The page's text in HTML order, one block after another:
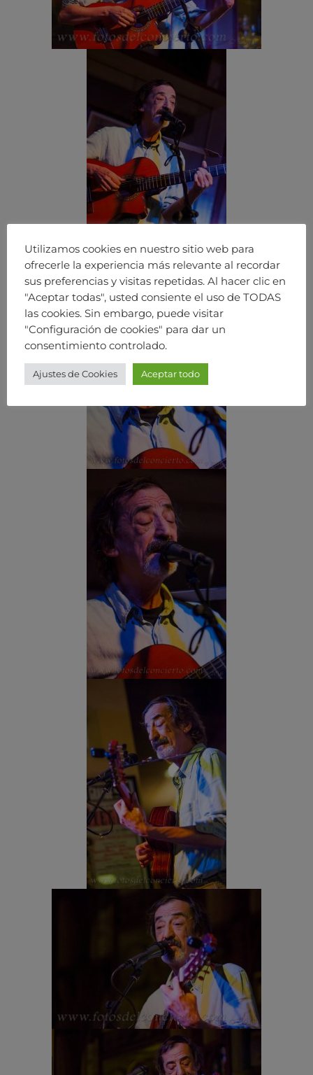
Utilizamos cookies en nuestro sitio web para
ofrecerle la experiencia más relevante al recordar
sus preferencias y visitas repetidas. Al hacer clic en
"Aceptar todas", usted consiente el uso de TODAS
las cookies. Sin embargo, puede visitar
"Configuración de cookies" para dar un
consentimiento controlado.
Ajustes de Cookies Aceptar todo